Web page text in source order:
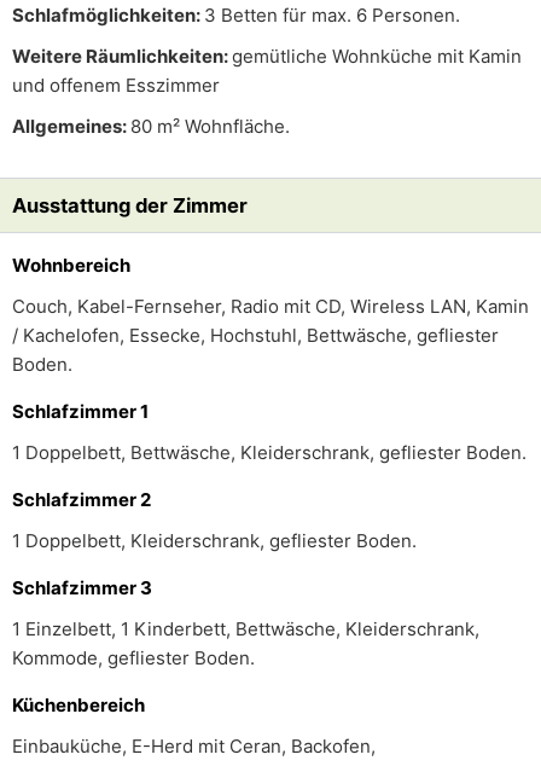
Schlafmöglichkeiten: 3 Betten für max. 6 Personen.
Weitere Räumlichkeiten:gemütliche Wohnküche mit Kamin
und offenem Esszimmer
Allgemeines: 80 m² Wohnfläche.
Ausstattung der Zimmer
Wohnbereich
Couch, Kabel-Fernseher, Radio mit CD, Wireless LAN, Kamin
/ Kachelofen, Essecke, Hochstuhl, Bettwäsche, gefliester
Boden.
Schlafzimmer 1
1 Doppelbett, Bettwäsche, Kleiderschrank, gefliester Boden.
Schlafzimmer 2
1 Doppelbett, Kleiderschrank, gefliester Boden.
Schlafzimmer 3
1 Einzelbett, 1 Kinderbett, Bettwäsche, Kleiderschrank,
Kommode, gefliester Boden.
Küchenbereich
Einbauküche, E-Herd mit Ceran, Backofen,